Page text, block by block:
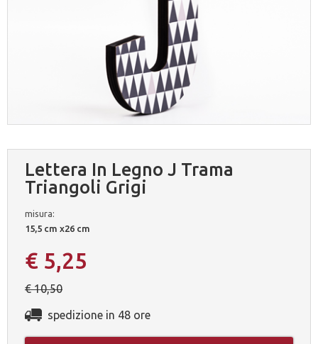
Lettera In Legno J Trama
Triangoli Grigi
misura:
15,5 cm x26 cm
€ 5,25
€ 10,50
spedizione in 48 ore